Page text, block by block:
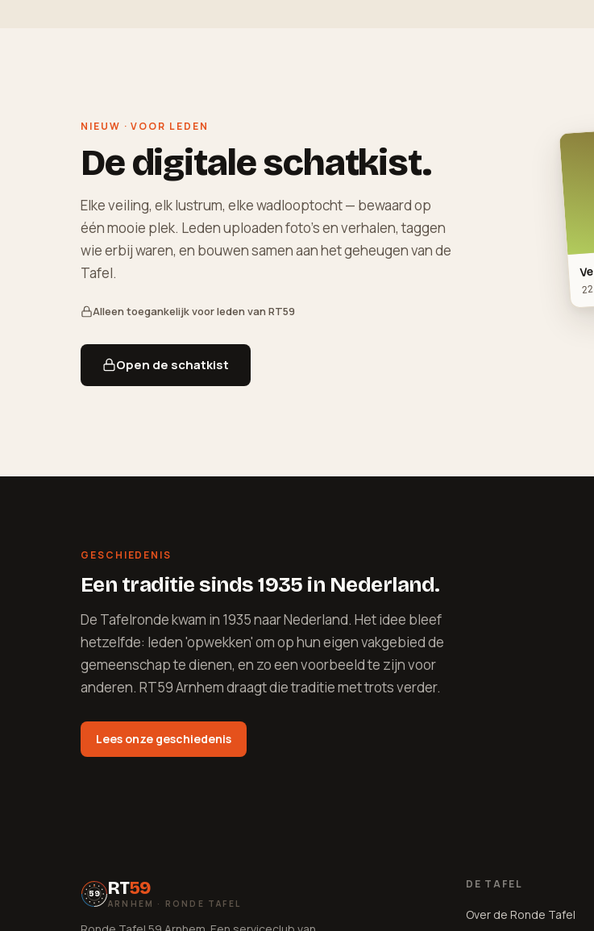
NIEUW · VOOR LEDEN
De digitale schatkist.
Elke veiling, elk lustrum, elke wadlooptocht — bewaard op
één mooie plek. Leden uploaden foto's en verhalen, taggen
wie erbij waren, en bouwen samen aan het geheugen van de
Tafel.
Alleen toegankelijk voor leden van RT59
Open de schatkist
GESCHIEDENIS
Een traditie sinds 1935 in Nederland.
De Tafelronde kwam in 1935 naar Nederland. Het idee bleef
hetzelfde: leden 'opwekken' om op hun eigen vakgebied de
gemeenschap te dienen, en zo een voorbeeld te zijn voor
anderen. RT59 Arnhem draagt die traditie met trots verder.
Lees onze geschiedenis
59 RT59
ARNHEM · RONDE TAFEL
DE TAFEL
Over de Ronde Tafel